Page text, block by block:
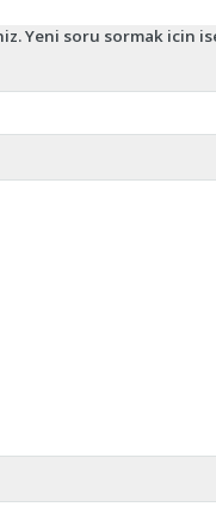
Yeni soru sormak icin